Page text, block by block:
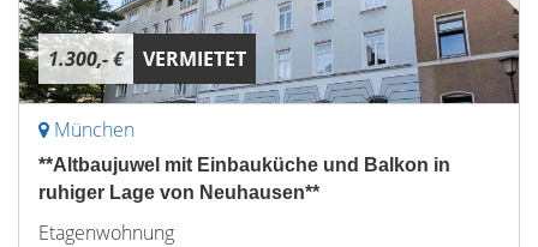
1.300,- € VERMIETET
München
**Altbaujuwel mit Einbauküche und Balkon in
ruhiger Lage von Neuhausen**
Etagenwohnung